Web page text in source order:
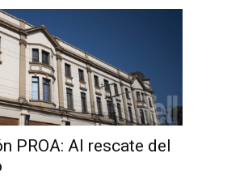
PROA: Al rescate del